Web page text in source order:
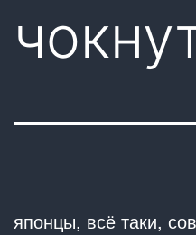
японцы, всё таки,